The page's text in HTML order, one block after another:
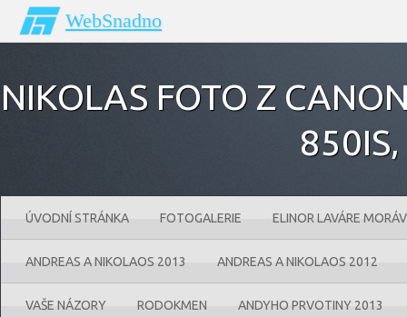
WebSnadno
NIKOLAS FOTO Z
ÚVODNÍ STRÁNKA FOTOGALERIE ELINOR LAVÁRE
ANDREAS A NIKOLAOS 2013 ANDREAS A NIKOLAOS 2012
VAŠE NÁZORY RODOKMEN ANDYHO PRVOTINY 2013